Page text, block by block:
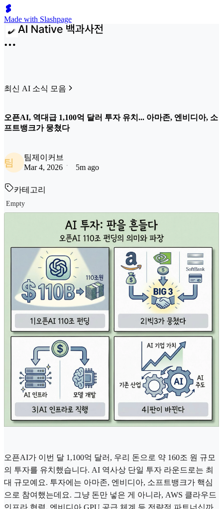
Made with Slashpage
최신 AI 소식 모음
오픈AI, 역대급 1,100억 달러 투자 유치... 아마존, 엔비디아, 소
프트뱅크가 뭉쳤다
팀
팀제이커브
Mar 4, 2026
5m ago
카테고리
Empty
오픈AI가 이번 달 1,100억 달러, 우리 돈으로 약 160조 원 규모
의 투자를 유치했습니다. AI 역사상 단일 투자 라운드로는 최
대 규모예요. 투자에는 아마존, 엔비디아, 소프트뱅크가 핵심
으로 참여했는데요. 그냥 돈만 넣은 게 아니라, AWS 클라우드
인프라 협력, 엔비디아 GPU 공급 체계 등 전략적 파트너십까